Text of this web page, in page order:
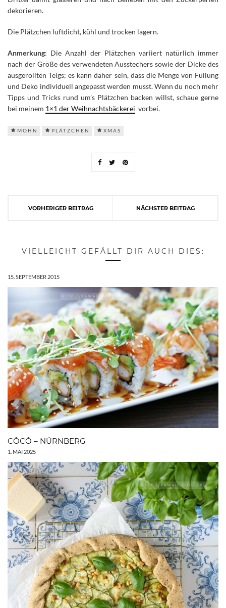
dekorieren.
Die Plätzchen luftdicht, kühl und trocken lagern.
Anmerkung: Die Anzahl der Plätzchen variiert natürlich immer
nach der Größe des verwendeten Ausstechers sowie der Dicke des
ausgerollten Teigs; es kann daher sein, dass die Menge von Füllung
und Deko individuell angepasst werden musst. Wenn du noch mehr
Tipps und Tricks rund um’s Plätzchen backen willst, schaue gerne
bei meinem 1×1 der Weihnachtsbäckerei vorbei.
MOHN PLÄTZCHEN XMAS
VORHERIGER BEITRAG NÄCHSTER BEITRAG
VIELLEICHT GEFÄLLT DIR AUCH DIES:
15. SEPTEMBER 2015
CÔCÔ – NÜRNBERG
1. MAI 2025